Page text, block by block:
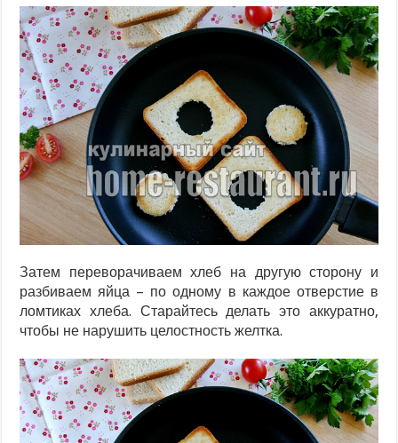
Затем переворачиваем хлеб на другую сторону и
разбиваем яйца – по одному в каждое отверстие в
ломтиках хлеба. Старайтесь делать это аккуратно,
чтобы не нарушить целостность желтка.